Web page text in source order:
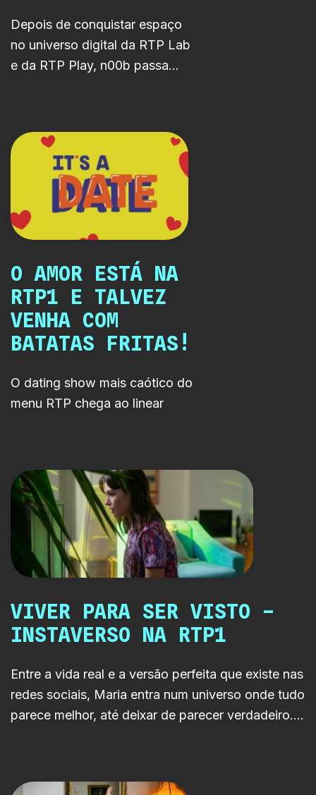
Depois de conquistar espaço
no universo digital da RTP Lab
e da RTP Play, n00b passa
estranho universo da
comunicação digital
adolescente.
O AMOR ESTÁ NA
RTP1 E TALVEZ
VENHA COM
BATATAS FRITAS!
O dating show mais caótico do
menu RTP chega ao linear
VIVER PARA SER VISTO –
INSTAVERSO NA RTP1
Entre a vida real e a versão perfeita que existe nas
redes sociais, Maria entra num universo onde tudo
parece melhor, até deixar de parecer verdadeiro.